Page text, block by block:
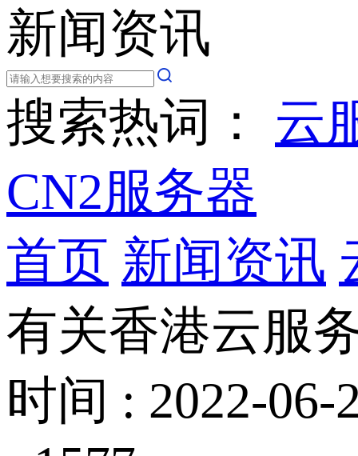
新闻资讯
搜索热词： 云
CN2服务器
首页 新闻资讯
有关香港云服
时间 : 2022-06-